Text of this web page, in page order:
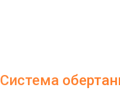
Система